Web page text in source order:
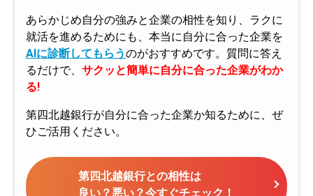
あらかじめ自分の強みと企業の相性を知り、ラクに
就活を進めるためにも、本当に自分に合った企業を
AIに診断してもらうのがおすすめです。質問に答え
るだけで、 サクッと簡単に自分に合った企業がわか
る!
第四北越銀行が自分に合った企業か知るために、ぜ
ひご活用ください。
第四北越銀行との相性は
良い？悪い？今すぐチェック！